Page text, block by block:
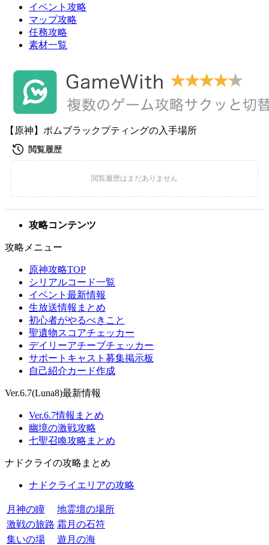
イベント攻略
マップ攻略
任務攻略
素材一覧
【原神】ポムブラックプティングの入手場所
攻略コンテンツ
攻略メニュー
原神攻略TOP
シリアルコード一覧
イベント最新情報
生放送情報まとめ
初心者がやるべきこと
聖遺物スコアチェッカー
デイリーアチーブチェッカー
サポートキャスト募集掲示板
自己紹介カード作成
Ver.6.7(Luna8)最新情報
Ver.6.7情報まとめ
幽境の激戦攻略
七聖召喚攻略まとめ
ナドクライの攻略まとめ
ナドクライエリアの攻略
月神の瞳
地霊壇の場所
激戦の旅路 霜月の石符
集いの場
遊月の海